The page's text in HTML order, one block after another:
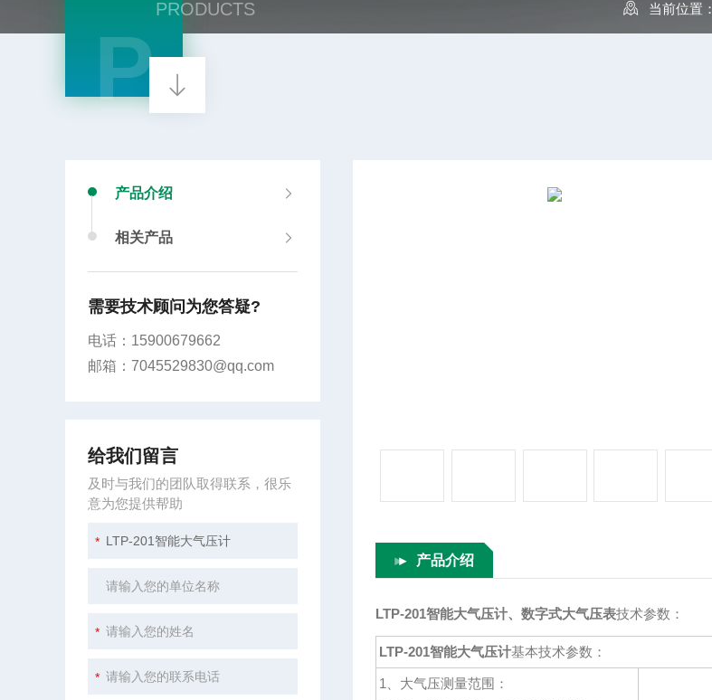
PRODUCTS
P
当前位置：
产品介绍
LTP-201智能大气压计、数字式大气压表技术参数：
LTP-201智能大气压计基本技术参数：
1、大气压测量范围：
产品介绍
相关产品
需要技术顾问为您答疑?
电话：15900679662
邮箱：7045529830@qq.com
给我们留言
及时与我们的团队取得联系，很乐
意为您提供帮助